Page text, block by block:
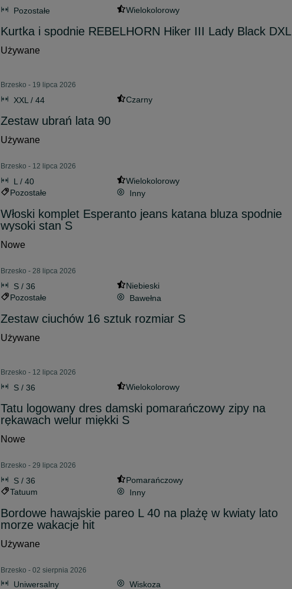
Pozostałe Wielokolorowy
Kurtka i spodnie REBELHORN Hiker III Lady Black DXL
Używane
Brzesko - 19 lipca 2026
XXL / 44 Czarny
Zestaw ubrań lata 90
Używane
Brzesko - 12 lipca 2026
L / 40
Wielokolorowy
Pozostałe
Inny
Włoski komplet Esperanto jeans katana bluza spodnie
wysoki stan S
Nowe
Brzesko - 28 lipca 2026
S / 36
Niebieski
Pozostałe
Bawełna
Zestaw ciuchów 16 sztuk rozmiar S
Używane
Brzesko - 12 lipca 2026
S / 36 Wielokolorowy
Tatu logowany dres damski pomarańczowy zipy na
rękawach welur miękki S
Nowe
Brzesko - 29 lipca 2026
S / 36
Pomarańczowy
Tatuum
Inny
Bordowe hawajskie pareo L 40 na plażę w kwiaty lato
morze wakacje hit
Używane
Brzesko - 02 sierpnia 2026
Uniwersalny Wiskoza